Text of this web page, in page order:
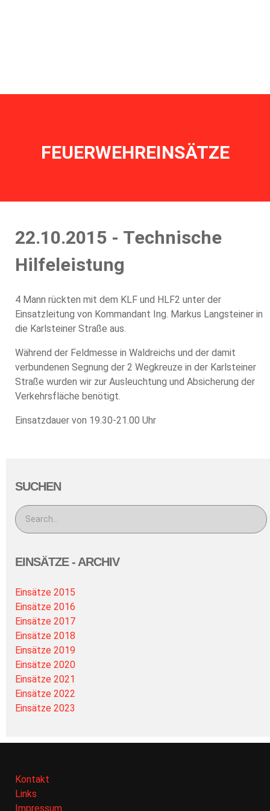
FEUERWEHREINSÄTZE
22.10.2015 - Technische
Hilfeleistung
4 Mann rückten mit dem KLF und HLF2 unter der
Einsatzleitung von Kommandant Ing. Markus Langsteiner in
die Karlsteiner Straße aus.
Während der Feldmesse in Waldreichs und der damit
verbundenen Segnung der 2 Wegkreuze in der Karlsteiner
Straße wurden wir zur Ausleuchtung und Absicherung der
Verkehrsfläche benötigt.
Einsatzdauer von 19.30-21.00 Uhr
SUCHEN
EINSÄTZE - ARCHIV
Einsätze 2015
Einsätze 2016
Einsätze 2017
Einsätze 2018
Einsätze 2019
Einsätze 2020
Einsätze 2021
Einsätze 2022
Einsätze 2023
Kontakt
Links
Impressum